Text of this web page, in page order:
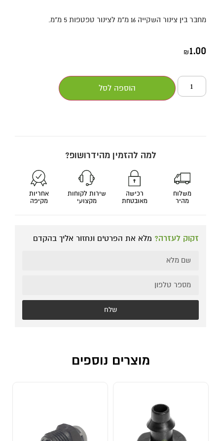
מחבר בין צינור השקייה 16 מ"מ לצינור טפטפות 5 מ"מ.
₪1.00
הוספה לסל
למה להזמין מהידרושופ?
משלוח
מהיר
רכישה
מאובטחת
שירות לקוחות
מקצועי
אחריות
מקיפה
זקוק לעזרה? מלא את הפרטים ונחזור אליך בהקדם
שלח
מוצרים נוספים